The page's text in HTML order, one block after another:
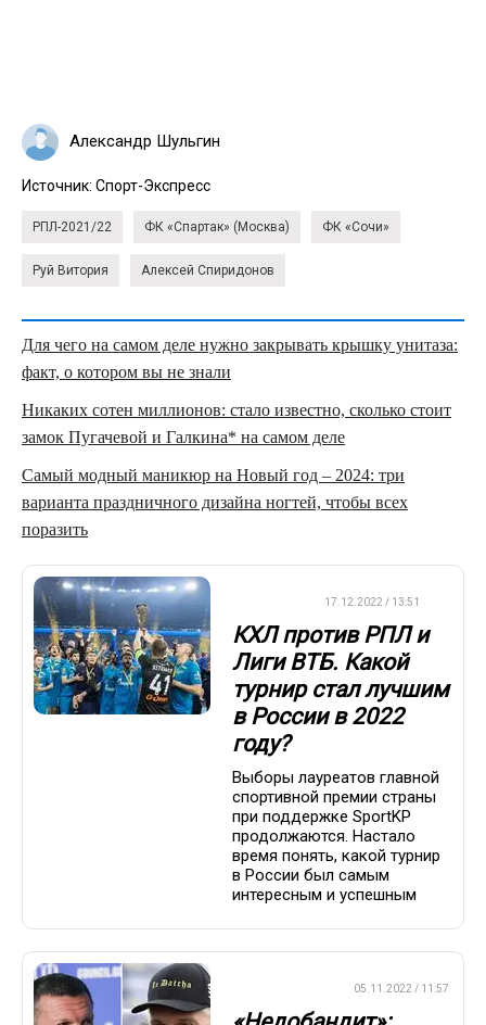
Александр Шульгин
Источник: Спорт-Экспресс
РПЛ-2021/22 ФК «Спартак» (Москва) ФК «Сочи»
Руй Витория Алексей Спиридонов
Для чего на самом деле нужно закрывать крышку унитаза:
факт, о котором вы не знали
Никаких сотен миллионов: стало известно, сколько стоит
замок Пугачевой и Галкина* на самом деле
Самый модный маникюр на Новый год – 2024: три
варианта праздничного дизайна ногтей, чтобы всех
поразить
17.12.2022 / 13:51
КХЛ против РПЛ и
Лиги ВТБ. Какой
турнир стал лучшим
в России в 2022
году?
Выборы лауреатов главной
спортивной премии страны
при поддержке SportKP
продолжаются. Настало
время понять, какой турнир
в России был самым
интересным и успешным
05.11.2022 / 11:57